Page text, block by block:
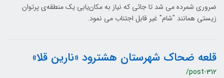
ضروری شمرده می شد تا جائی كه نياز به مكان‌يابی يك منطقه‌ی پرتوان
زيستی همانند "شام" غير قابل اجتناب می نمود.
قلعه ضحاک شهرستان هشترود «نارین قلا»
/post-312